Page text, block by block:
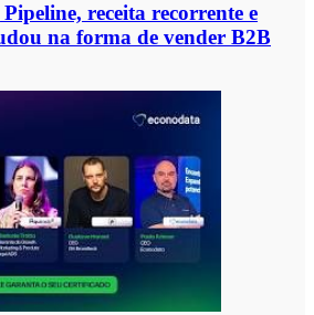
receita recorrente e
na forma de vender B2B